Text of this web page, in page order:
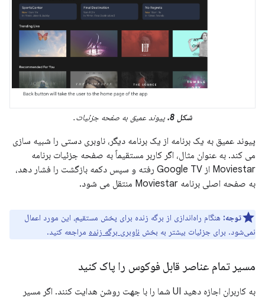
شکل 8. پیوند عمیق به صفحه جزئیات.
پیوند عمیق به یک برنامه از یک برنامه دیگر، ناوبری دستی را شبیه سازی
می کند. به عنوان مثال، اگر کاربر مستقیماً به صفحه جزئیات برنامه
Moviestar از Google TV رفته و سپس دکمه بازگشت را فشار دهد،
به صفحه اصلی برنامه Moviestar منتقل می شود.
توجه: هنگام راه‌اندازی از برگه زنده برای پخش مستقیم، این مورد اعمال
نمی‌شود. برای جزئیات بیشتر به بخش ناوبری برگه زنده مراجعه کنید.
مسیر تمام عناصر قابل فوکوس را پاک کنید
به کاربران اجازه دهید UI شما را با جهت روشن هدایت کنند. اگر مسیر